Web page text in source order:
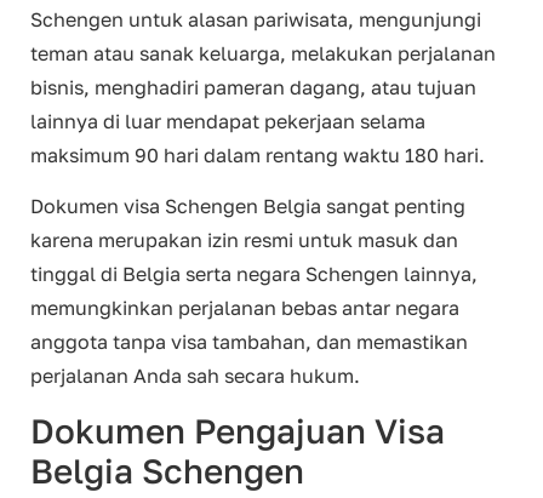
Schengen untuk alasan pariwisata, mengunjungi
teman atau sanak keluarga, melakukan perjalanan
bisnis, menghadiri pameran dagang, atau tujuan
lainnya di luar mendapat pekerjaan selama
maksimum 90 hari dalam rentang waktu 180 hari.
Dokumen visa Schengen Belgia sangat penting
karena merupakan izin resmi untuk masuk dan
tinggal di Belgia serta negara Schengen lainnya,
memungkinkan perjalanan bebas antar negara
anggota tanpa visa tambahan, dan memastikan
perjalanan Anda sah secara hukum.
Dokumen Pengajuan Visa
Belgia Schengen